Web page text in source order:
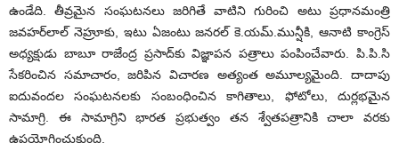
ఉండేది. తీవ్రమైన సంఘటనలు జరిగితే వాటిని గురించి అటు ప్రధానమంత్రి
జవహర్‌లాల్ నెహ్రూకు, ఇటు ఏజంటు జనరల్ కె.యమ్.మున్షీకి, ఆనాటి కాంగ్రెస్
అధ్యక్షుడు బాబూ రాజేంద్ర ప్రసాద్‌కు విజ్ఞాపన పత్రాలు పంపించేవారు. పి.పి.సి
సేకరించిన సమాచారం, జరిపిన విచారణ అత్యంత అమూల్యమైంది. దాదాపు
ఐదువందల సంఘటనలకు సంబంధించిన కాగితాలు, ఫోటోలు, దుర్లభమైన
సామాగ్రి. ఈ సామాగ్రిని భారత ప్రభుత్వం తన శ్వేతపత్రానికి చాలా వరకు
ఉపయోగించుకుంది.